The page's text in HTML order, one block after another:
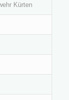
Kürten